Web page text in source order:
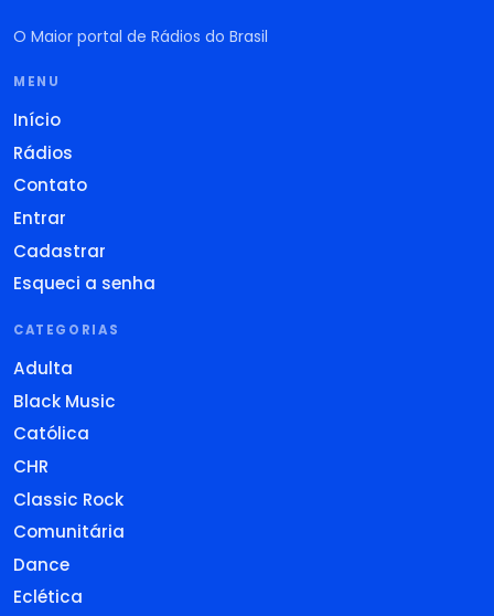
O Maior portal de Rádios do Brasil
MENU
Início
Rádios
Contato
Entrar
Cadastrar
Esqueci a senha
CATEGORIAS
Adulta
Black Music
Católica
CHR
Classic Rock
Comunitária
Dance
Eclética